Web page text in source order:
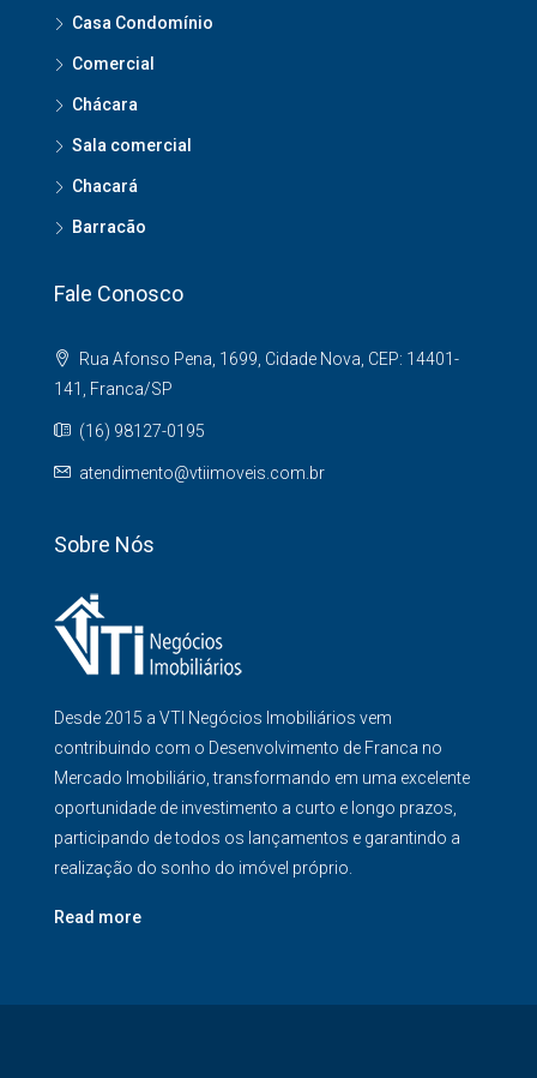
Casa Condomínio
Comercial
Chácara
Sala comercial
Chacará
Barracão
Fale Conosco
Rua Afonso Pena, 1699, Cidade Nova, CEP: 14401-
141, Franca/SP
(16) 98127-0195
atendimento@vtiimoveis.com.br
Sobre Nós
Desde 2015 a VTI Negócios Imobiliários vem
contribuindo com o Desenvolvimento de Franca no
Mercado Imobiliário, transformando em uma excelente
oportunidade de investimento a curto e longo prazos,
participando de todos os lançamentos e garantindo a
realização do sonho do imóvel próprio.
Read more